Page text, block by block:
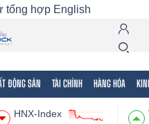
tổng hợp English
ĐỘNG SẢN TÀI CHÍNH HÀNG HÓA
HNX-Index
Mã chứng khoán